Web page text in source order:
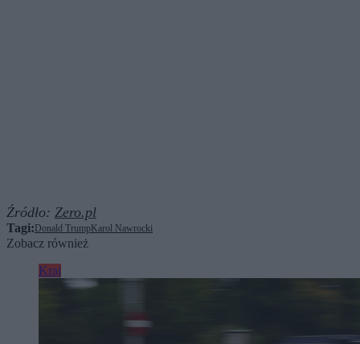
Źródło: Zero.pl
Tagi: Donald Trump Karol Nawrocki
Zobacz również
Kraj